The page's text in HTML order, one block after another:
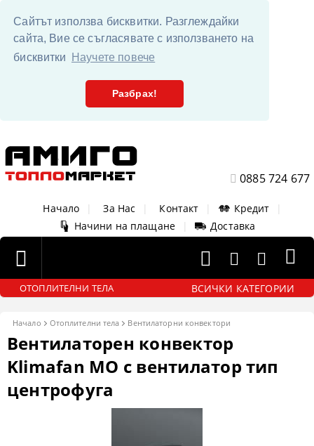
Сайтът използва бисквитки. Разглеждайки
сайта, Вие се съгласявате с използването на
бисквитки
Научете повече
Разбрах!
0885 724 677
Начало За Нас Контакт Кредит
Начини на плащане
Доставка
ОТОПЛИТЕЛНИ ТЕЛА ВСИЧКИ КАТЕГОРИИ
Начало Отоплителни тела Вентилаторни конвектори
Вентилаторен конвектор
Klimafan MO с вентилатор тип
центрофуга